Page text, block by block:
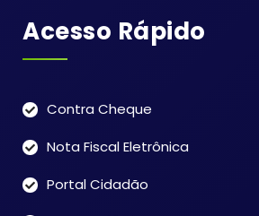
Acesso Rápido
Contra Cheque
Nota Fiscal Eletrônica
Portal Cidadão